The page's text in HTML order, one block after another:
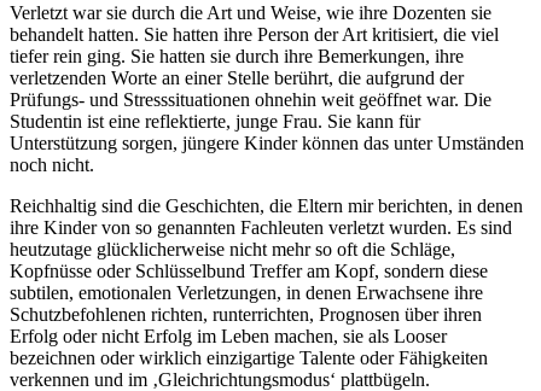
Verletzt war sie durch die Art und Weise, wie ihre Dozenten sie
behandelt hatten. Sie hatten ihre Person der Art kritisiert, die viel
tiefer rein ging. Sie hatten sie durch ihre Bemerkungen, ihre
verletzenden Worte an einer Stelle berührt, die aufgrund der
Prüfungs- und Stresssituationen ohnehin weit geöffnet war. Die
Studentin ist eine reflektierte, junge Frau. Sie kann für
Unterstützung sorgen, jüngere Kinder können das unter Umständen
noch nicht.
Reichhaltig sind die Geschichten, die Eltern mir berichten, in denen
ihre Kinder von so genannten Fachleuten verletzt wurden. Es sind
heutzutage glücklicherweise nicht mehr so oft die Schläge,
Kopfnüsse oder Schlüsselbund Treffer am Kopf, sondern diese
subtilen, emotionalen Verletzungen, in denen Erwachsene ihre
Schutzbefohlenen richten, runterrichten, Prognosen über ihren
Erfolg oder nicht Erfolg im Leben machen, sie als Looser
bezeichnen oder wirklich einzigartige Talente oder Fähigkeiten
verkennen und im ‚Gleichrichtungsmodus‘ plattbügeln.